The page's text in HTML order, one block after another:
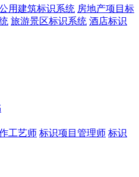
用建筑标识系统 房地产项目标
旅游景区标识系统 酒店标识
工艺师 标识项目管理师 标识